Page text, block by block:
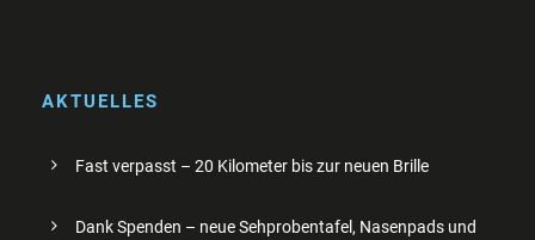
AKTUELLES
Fast verpasst – 20 Kilometer bis zur neuen Brille
Dank Spenden – neue Sehprobentafel, Nasenpads und